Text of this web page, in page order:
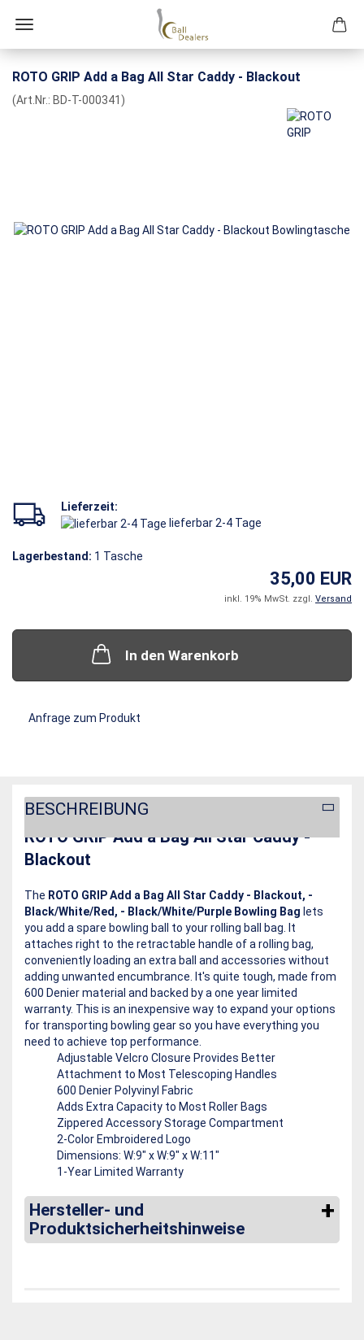
ROTO GRIP Add a Bag All Star Caddy - Blackout
(Art.Nr.: BD-T-000341 )
Lieferzeit:
lieferbar 2-4 Tage
Lagerbestand: 1 Tasche
35,00 EUR
inkl. 19% MwSt. zzgl. Versand
In den Warenkorb
Anfrage zum Produkt
BESCHREIBUNG
ROTO GRIP Add a Bag All Star Caddy -
Blackout
The ROTO GRIP Add a Bag All Star Caddy - Blackout, -
Black/White/Red, - Black/White/Purple Bowling Bag lets
you add a spare bowling ball to your rolling ball bag. It
attaches right to the retractable handle of a rolling bag,
conveniently loading an extra ball and accessories without
adding unwanted encumbrance. It's quite tough, made from
600 Denier material and backed by a one year limited
warranty. This is an inexpensive way to expand your options
for transporting bowling gear so you have everything you
need to achieve top performance.
Adjustable Velcro Closure Provides Better
Attachment to Most Telescoping Handles
600 Denier Polyvinyl Fabric
Adds Extra Capacity to Most Roller Bags
Zippered Accessory Storage Compartment
2-Color Embroidered Logo
Dimensions: W:9" x W:9" x W:11"
1-Year Limited Warranty
Hersteller- und
Produktsicherheitshinweise